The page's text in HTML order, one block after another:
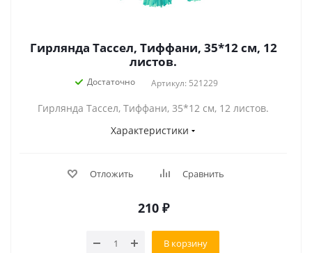
Гирлянда Тассел, Тиффани, 35*12 см, 12
листов.
Достаточно Артикул: 521229
Гирлянда Тассел, Тиффани, 35*12 см, 12 листов.
Характеристики
Отложить Сравнить
210 ₽
В корзину